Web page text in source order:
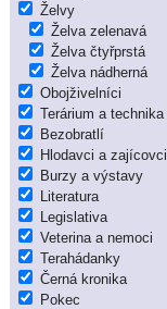
Želvy
Želva zelenavá
Želva čtyřprstá
Želva nádherná
Obojživelníci
Terárium a technika
Bezobratlí
Hlodavci a zajícovci
Burzy a výstavy
Literatura
Legislativa
Veterina a nemoci
Terahádanky
Černá kronika
Pokec